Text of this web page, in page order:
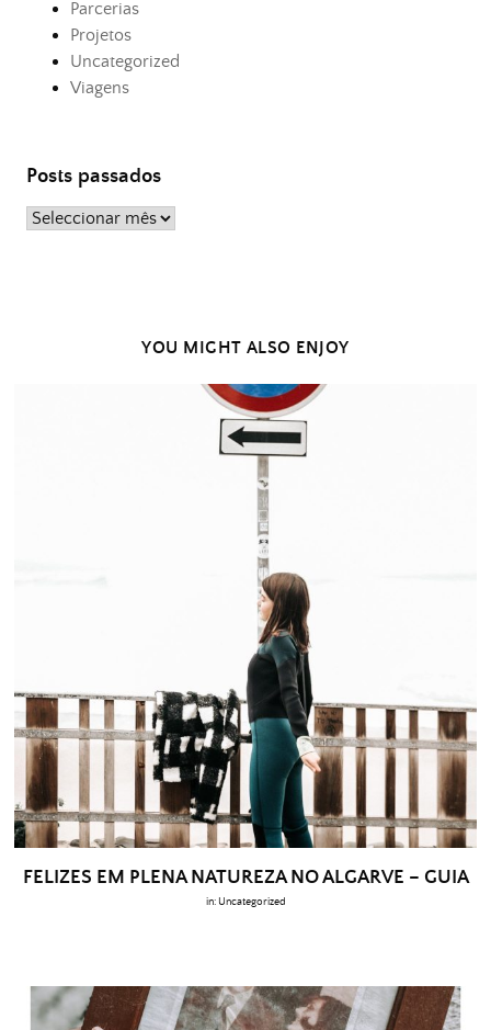
Parcerias
Projetos
Uncategorized
Viagens
Posts passados
Posts
YOU MIGHT ALSO ENJOY
FELIZES EM PLENA NATUREZA NO ALGARVE – GUIA
in: Uncategorized